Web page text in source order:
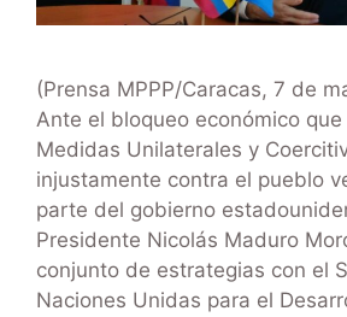
(Prensa MPPP/Caracas, 7 de
Ante el bloqueo económico
Medidas Unilaterales y
injustamente contra el pueblo
parte del gobierno
Presidente Nicolás Maduro
conjunto de estrategias con el
Naciones Unidas para el